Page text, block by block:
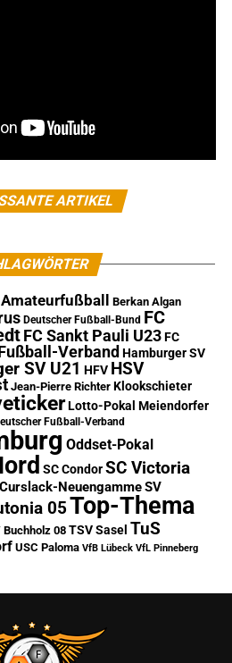
ARTIKEL
Amateurfußball Berkan Algan
Deutscher Fußball-Bund FC
FC Sankt Pauli U23 FC
Verband Hamburger SV
SV U21 HFV HSV
Jean-Pierre Richter Klookschieter
Lotto-Pokal Meiendorfer
Fußball-Verband
Oddset-Pokal
SC Condor SC Victoria
NeuengammeSV
05Top-Thema
Buchholz 08 TSV Sasel TuS
USC Paloma VfB Lübeck VfL Pinneberg